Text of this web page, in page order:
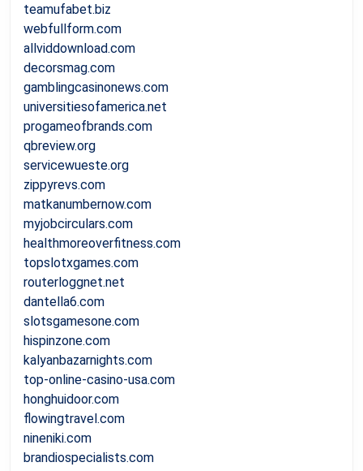
teamufabet.biz
webfullform.com
allviddownload.com
decorsmag.com
gamblingcasinonews.com
universitiesofamerica.net
progameofbrands.com
qbreview.org
servicewueste.org
zippyrevs.com
matkanumbernow.com
myjobcirculars.com
healthmoreoverfitness.com
topslotxgames.com
routerloggnet.net
dantella6.com
slotsgamesone.com
hispinzone.com
kalyanbazarnights.com
top-online-casino-usa.com
honghuidoor.com
flowingtravel.com
nineniki.com
brandiospecialists.com